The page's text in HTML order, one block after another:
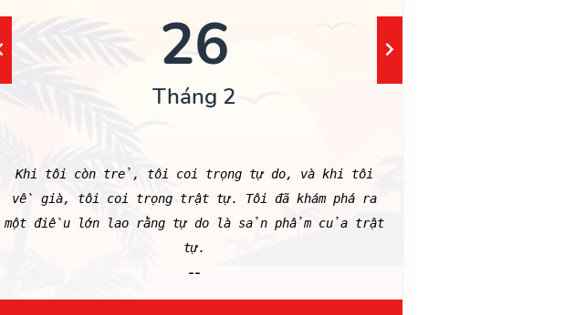
26
Tháng 2
Khi tôi còn trẻ, tôi coi trọng tự do, và khi tôi
về già, tôi coi trọng trật tự. Tôi đã khám phá ra
một điều lớn lao rằng tự do là sản phẩm của trật
tự.
--